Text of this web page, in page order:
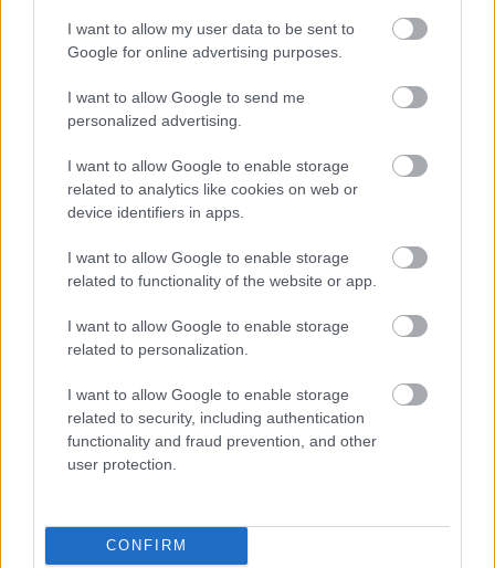
I want to allow my user data to be sent to
Google for online advertising purposes.
I want to allow Google to send me
personalized advertising.
I want to allow Google to enable storage
related to analytics like cookies on web or
device identifiers in apps.
I want to allow Google to enable storage
related to functionality of the website or app.
I want to allow Google to enable storage
related to personalization.
I want to allow Google to enable storage
related to security, including authentication
functionality and fraud prevention, and other
user protection.
CONFIRM
Θέατρο Ροές
Ο Ίων του Ευρυπίδη
στο Αρχαίο Θέατρο
Θωμά Μοσχόπουλο
προσβάσιμη παράσταση
ετοιμάζεται να γράψει
ιστορία στην Επίδαυρο